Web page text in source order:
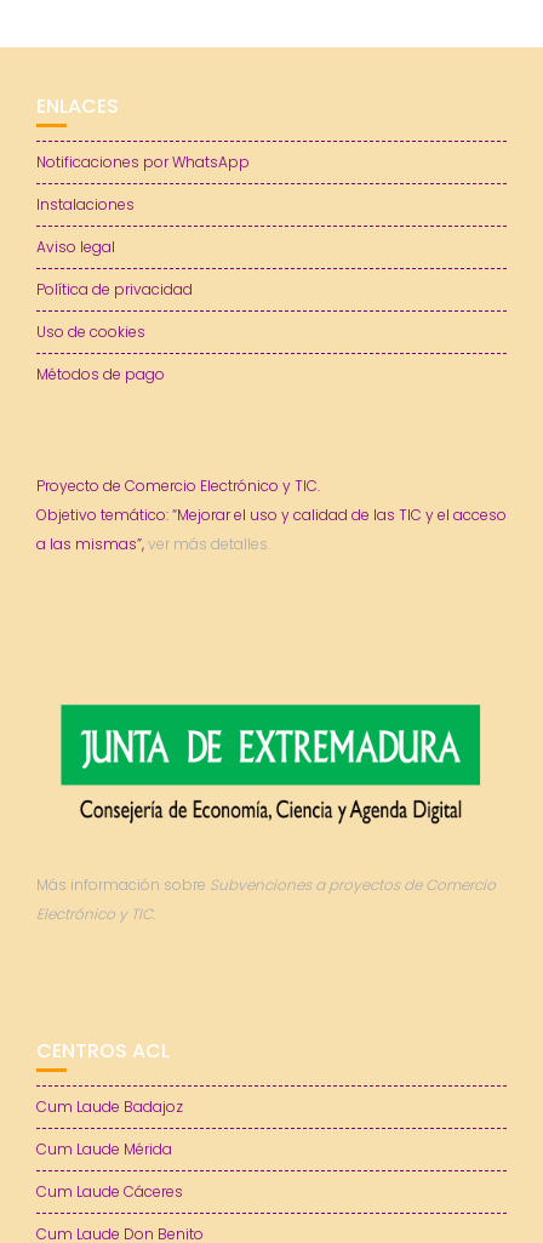
ENLACES
Notificaciones por WhatsApp
Instalaciones
Aviso legal
Política de privacidad
Uso de cookies
Métodos de pago
Proyecto de Comercio Electrónico y TIC.
Objetivo temático: “Mejorar el uso y calidad de las TIC y el acceso
a las mismas”,ver más detalles.
Más información sobre Subvenciones a proyectos de Comercio
Electrónico y TIC.
CENTROS ACL
Cum Laude Badajoz
Cum Laude Mérida
Cum Laude Cáceres
Cum Laude Don Benito